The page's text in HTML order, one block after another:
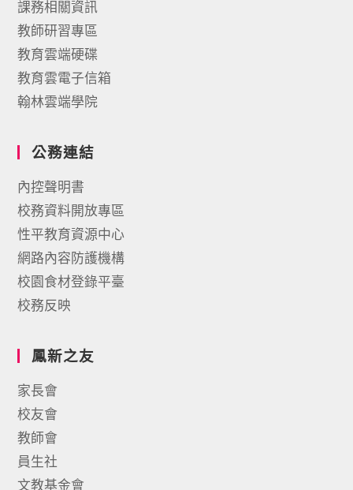
課務相關資訊
教師研習專區
教育雲端硬碟
教育雲電子信箱
翰林雲端學院
公務連結
內控聲明書
校務資料開放專區
性平教育資源中心
網路內容防護機構
校園食材登錄平臺
校務反映
鳳新之友
家長會
校友會
教師會
員生社
文教基金會